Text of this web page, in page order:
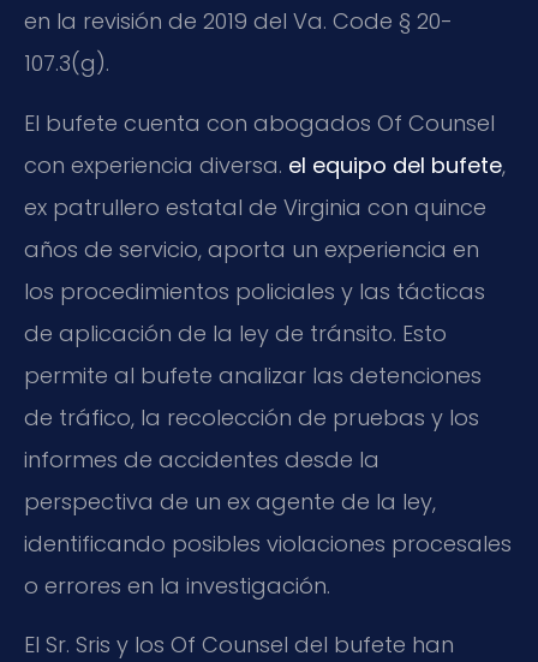
en la revisión de 2019 del Va. Code § 20-
107.3(g).
El bufete cuenta con abogados Of Counsel
con experiencia diversa. el equipo del bufete,
ex patrullero estatal de Virginia con quince
años de servicio, aporta un experiencia en
los procedimientos policiales y las tácticas
de aplicación de la ley de tránsito. Esto
permite al bufete analizar las detenciones
de tráfico, la recolección de pruebas y los
informes de accidentes desde la
perspectiva de un ex agente de la ley,
identificando posibles violaciones procesales
o errores en la investigación.
El Sr. Sris y los Of Counsel del bufete han